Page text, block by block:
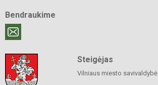
Bendraukime
Steigėjas
Vilniaus miesto savivaldybė